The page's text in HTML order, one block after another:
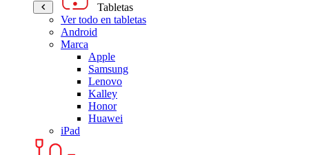
Tabletas
Ver todo en tabletas
Android
Marca
Apple
Samsung
Lenovo
Kalley
Honor
Huawei
iPad